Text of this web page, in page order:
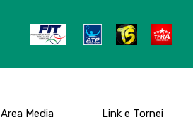
Area Media
Link e Tornei